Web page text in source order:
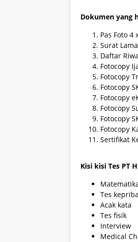
Dokumen yang
Pas Foto 4
Surat
Daftar
Fotocopy
Fotocopy
Fotocopy
Fotocopy
Fotocopy
Fotocopy
Fotocopy
Sertifikat
Kisi kisi Tes PT
Tes
Acak kata
Tes fisik
Interview
Medical